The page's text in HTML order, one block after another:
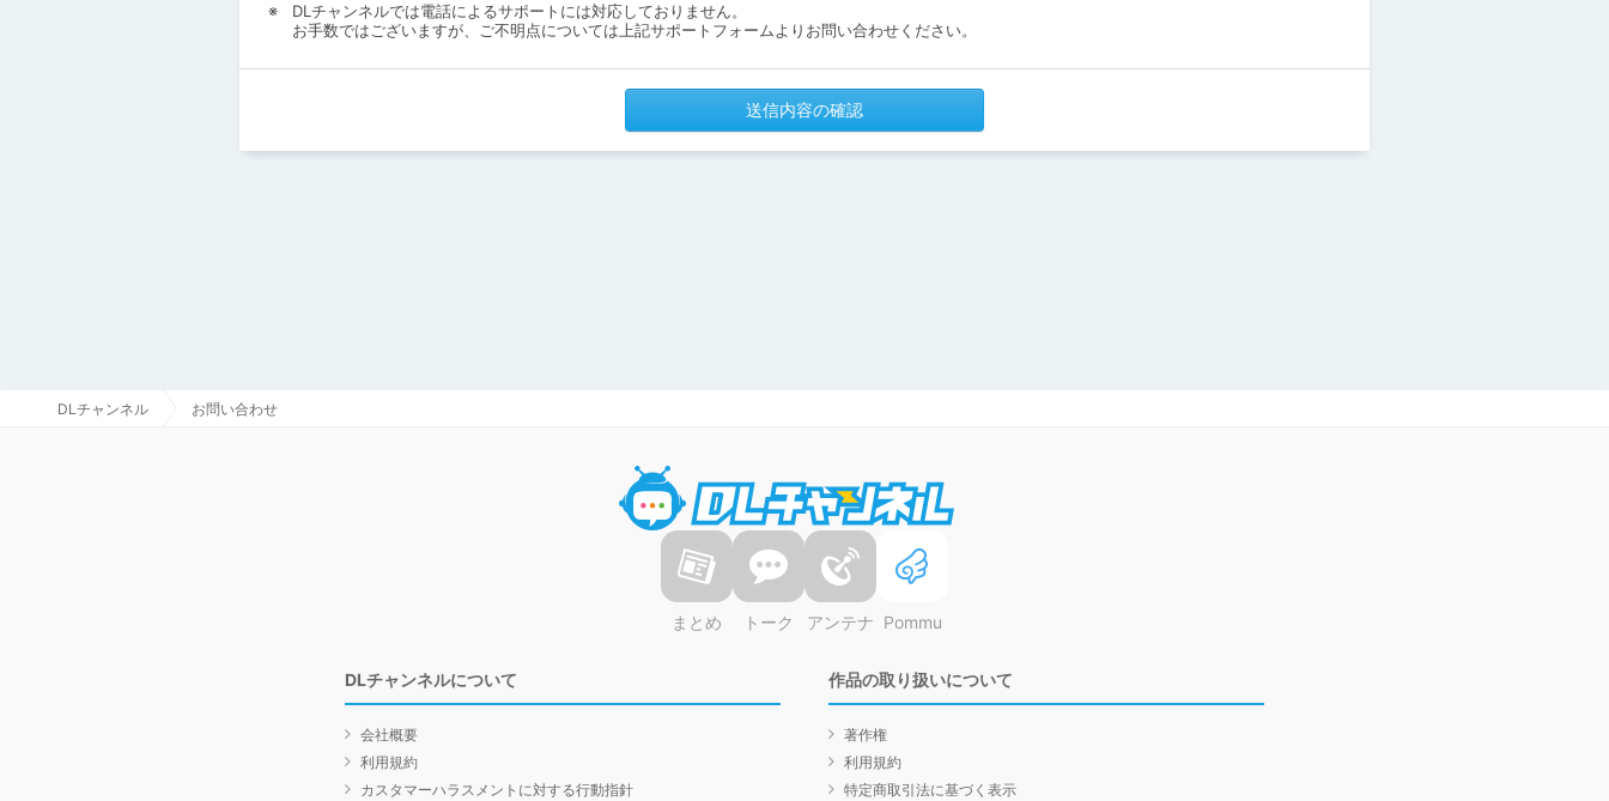
DLチャンネルでは電話によるサポートには対応しておりません。
お手数ではございますが、ご不明点については上記サポートフォームよりお問い合わせください。
送信内容の確認
DLチャンネル お問い合わせ
まとめ トーク アンテナ Pommu
DLチャンネルについて
会社概要
利用規約
カスタマーハラスメントに対する行動指針
作品の取り扱いについて
著作権
利用規約
特定商取引法に基づく表示